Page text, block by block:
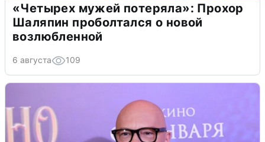
«Четырех мужей потеряла»: Прохор
Шаляпин проболтался о новой
возлюбленной
6 августа 109